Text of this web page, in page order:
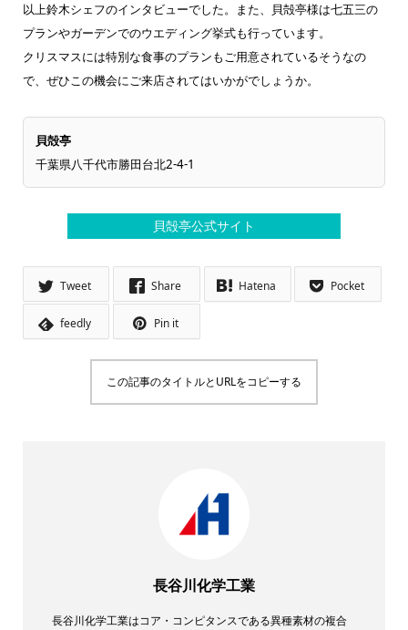
以上鈴木シェフのインタビューでした。また、貝殻亭様は七五三の
プランやガーデンでのウエディング挙式も行っています。
クリスマスには特別な食事のプランもご用意されているそうなの
で、ぜひこの機会にご来店されてはいかがでしょうか。
貝殻亭
千葉県八千代市勝田台北2-4-1
貝殻亭公式サイト
Tweet Share Hatena Pocket
feedly Pin it
この記事のタイトルとURLをコピーする
長谷川化学工業
長谷川化学工業はコア・コンピタンスである異種素材の複合